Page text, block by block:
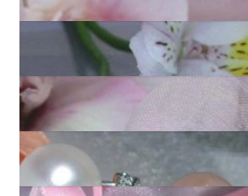
6.410,00 €
Feinstes Süßwasser Perlen Brillanten
Edle Multicolor Süßwasserperlen
1.920,00 €
Edle Pastell Süßwasser Perlen Ohrgehänge
1.700,00 €